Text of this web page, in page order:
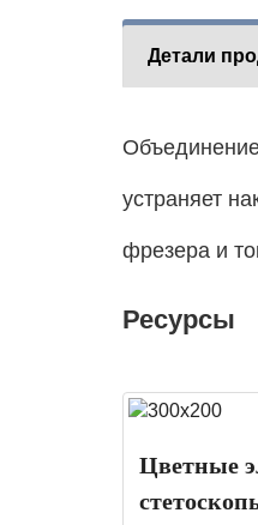
Детали
устраняет
фрезера и
Ресурсы
Цветные